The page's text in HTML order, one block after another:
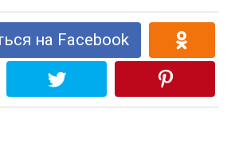
на Facebook